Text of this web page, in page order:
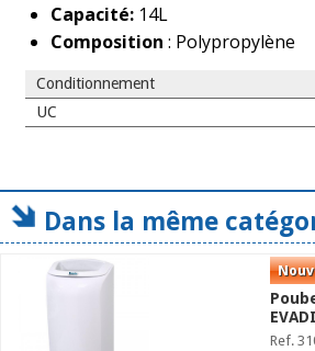
Capacité: 14L
Composition : Polypropylène
Conditionnement
UC
Dans la même
Ref.